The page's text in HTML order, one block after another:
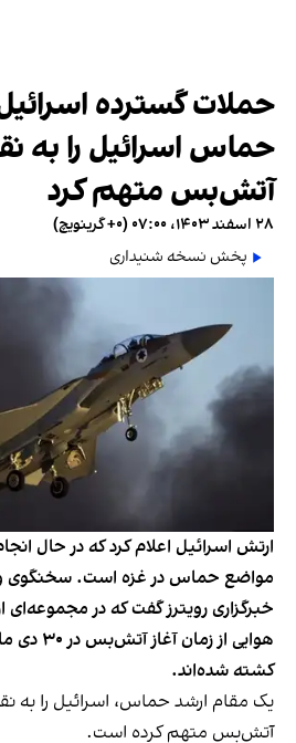
حملات گسترده
حماس اسرائیل را به
آتش‌بس متهم کرد
۲۸ اسفند ۱۴۰۳، ۰۷:۰۰ (‎+۰ گرینویچ)
پخش نسخه شنیداری
ارتش اسرائیل اعلام کرد که در حال
مواضع حماس در غزه است. سخنگوی
خبرگزاری رویترز گفت که در
کشته شده‌اند.
یک مقام ارشد حماس، اسرائیل را به
آتش‌بس متهم کرده است.